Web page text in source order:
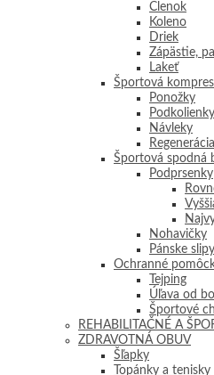
Členok
Koleno
Driek
Zápästie,
Lakeť
Športová
Ponožky
Podkolienky
Návleky
Regenerácia
Športová spodná
Podprsenky
Nohavičky
Pánske slipy
Ochranné
Tejping
Úľava od
Športové
REHABILITAČNÉ A
ZDRAVOTNÁ OBUV
Šľapky
Topánky a tenisky